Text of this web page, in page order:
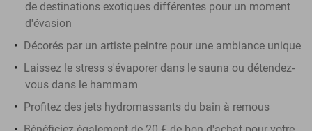
de destinations exotiques différentes pour un moment
d'évasion
Décorés par un artiste peintre pour une ambiance unique
Laissez le stress s'évaporer dans le sauna ou détendez-
vous dans le hammam
Profitez des jets hydromassants du bain à remous